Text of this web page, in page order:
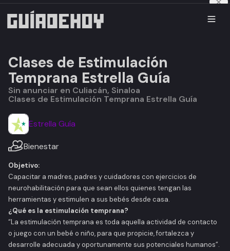
Clases de Estimulación
Temprana Estrella Guía
Sin anunciar en Culiacán, Sinaloa
Clases de Estimulación Temprana Estrella Guía
Estrella Guía
Bienestar
Objetivo:
Capacitar a madres, padres y cuidadores con ejercicios de
neurohabilitación para que sean ellos quienes tengan las
herramientas y estimulen a sus bebés desde casa.
¿Qué es la estimulación temprana?
“La estimulación temprana es toda aquella actividad de contacto
o juego con un bebé o niño, para que propicie, fortalezca y
desarrolle adecuada y oportunamente sus potenciales humanos”.